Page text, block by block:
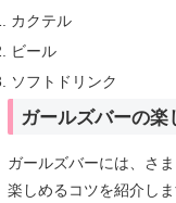
カクテル
ビール
ソフトドリンク
ガールズバーの楽
ガールズバーには、さ
楽しめるコツを紹介しま